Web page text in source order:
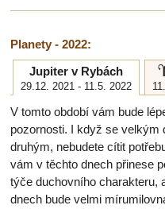
Planety - 2022:
Jupiter v Rybách
29.12. 2021 - 11.5. 2022
V tomto období vám bude
pozornosti. I když se velkým
druhým, nebudete cítit
vám v těchto dnech přinese
týče duchovního charakteru,
dnech bude velmi